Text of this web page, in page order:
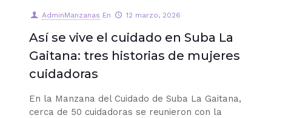
AdminManzanas En 12 marzo, 2026
Así se vive el cuidado en Suba La
Gaitana: tres historias de mujeres
cuidadoras
En la Manzana del Cuidado de Suba La Gaitana,
cerca de 50 cuidadoras se reunieron con la